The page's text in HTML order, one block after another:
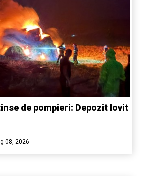
de pompieri: Depozit lovit
08, 2026